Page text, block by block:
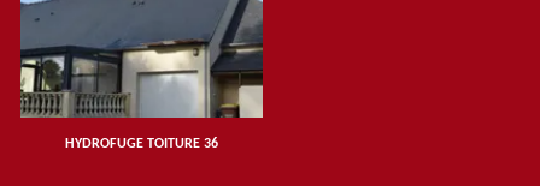
HYDROFUGE TOITURE 36